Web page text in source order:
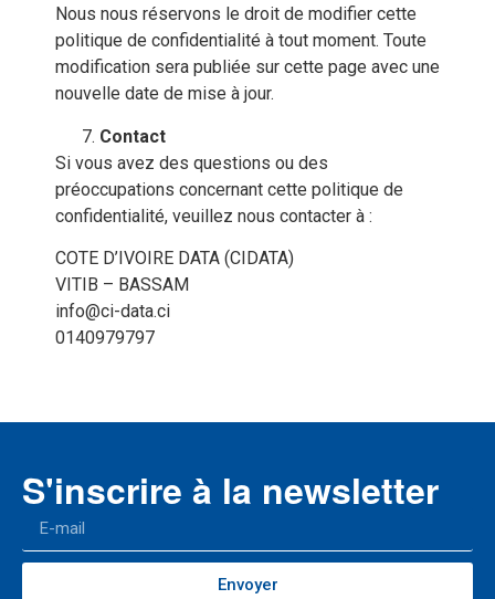
Nous nous réservons le droit de modifier cette
politique de confidentialité à tout moment. Toute
modification sera publiée sur cette page avec une
nouvelle date de mise à jour.
Contact
Si vous avez des questions ou des
préoccupations concernant cette politique de
confidentialité, veuillez nous contacter à :
COTE D’IVOIRE DATA (CIDATA)
VITIB – BASSAM
info@ci-data.ci
0140979797
S'inscrire à la newsletter
Envoyer